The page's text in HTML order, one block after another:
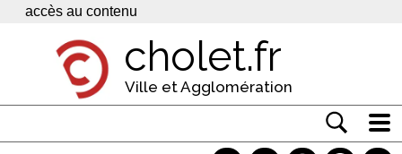
Panneau de gestion des cookies
accès au contenu
cholet.fr
Ville et Agglomération